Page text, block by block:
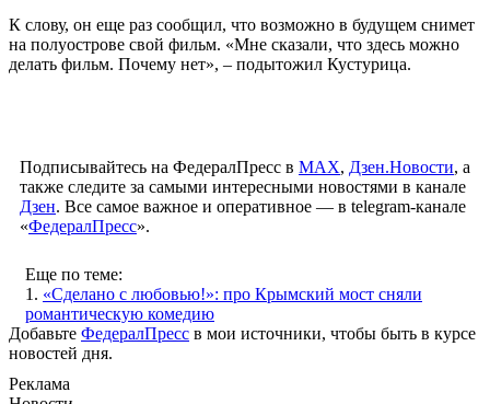
К слову, он еще раз сообщил, что возможно в будущем снимет
на полуострове свой фильм. «Мне сказали, что здесь можно
делать фильм. Почему нет», – подытожил Кустурица.
Подписывайтесь на ФедералПресс в МАХ, Дзен.Новости, а
также следите за самыми интересными новостями в канале
Дзен. Все самое важное и оперативное — в telegram-канале
«ФедералПресс».
Еще по теме:
1. «Сделано с любовью!»: про Крымский мост сняли
романтическую комедию
Добавьте ФедералПресс в мои источники, чтобы быть в курсе
новостей дня.
Реклама